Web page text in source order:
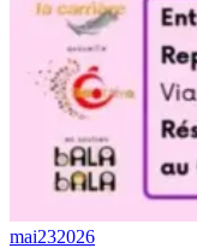
mai232026